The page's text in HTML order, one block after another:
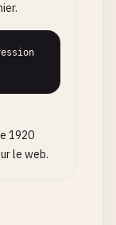
1920
le web.